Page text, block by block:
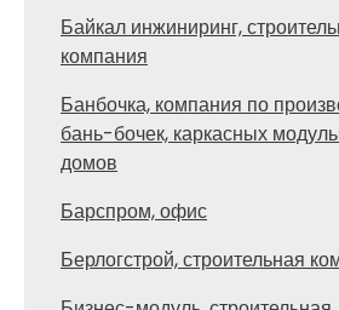
Байкал инжиниринг,
компания
Банбочка, компания по
бань-бочек, каркасных
домов
Барспром, офис
Берлогстрой, строительная